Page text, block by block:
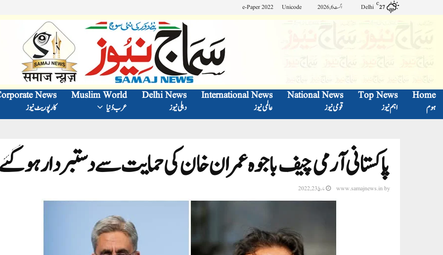
27
C
Delhi اگست 6, 2026 Unicode
e-Paper 2022
Home
ہوم
Top News
اہم نیوز
National News
قومی نیوز
International News
عالمی نیوز
Delhi News
دہلی نیوز
Muslim World
عرب دُنیا
News
کارپوریٹ نیوز
پاکستانی آرمی چیف باجوہ عمران خان کی حمایت سے دستبردار ہو
by
www.samajnews.in مارچ 23, 2022